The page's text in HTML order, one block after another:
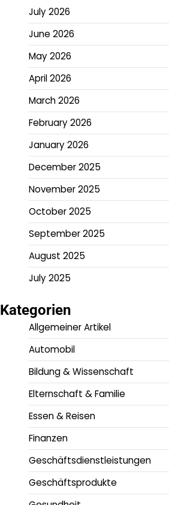
July 2026
June 2026
May 2026
April 2026
March 2026
February 2026
January 2026
December 2025
November 2025
October 2025
September 2025
August 2025
July 2025
Kategorien
Allgemeiner Artikel
Automobil
Bildung & Wissenschaft
Elternschaft & Familie
Essen & Reisen
Finanzen
Geschäftsdienstleistungen
Geschäftsprodukte